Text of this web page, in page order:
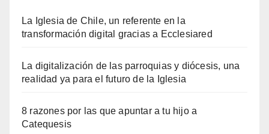
La Iglesia de Chile, un referente en la
transformación digital gracias a Ecclesiared
La digitalización de las parroquias y diócesis, una
realidad ya para el futuro de la Iglesia
8 razones por las que apuntar a tu hijo a
Catequesis